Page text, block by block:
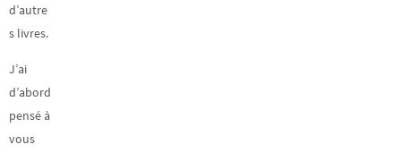
d’autre
s livres.
J’ai
d’abord
pensé à
vous